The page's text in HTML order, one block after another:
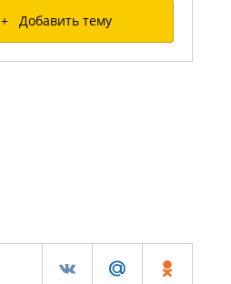
+ Добавить тему